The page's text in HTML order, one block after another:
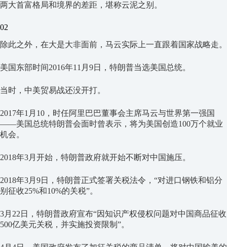
两大首富格局和境界的差距，堪称云泥之别。
02
除此之外，在大是大非面前，马云实际上一直跟着国家战略走。
美国东部时间2016年11月9日，特朗普当选美国总统。
当时，中美贸易战还没开打。
2017年1月10，时任阿里巴巴董事会主席马云与世界第一强国
——美国总统特朗普会面时曾表示，将为美国创造100万个就业
机会。
2018年3月开始，特朗普政府就开始不断对中国施压。
2018年3月9日，特朗普正式签署关税法令，“对进口钢铁和铝分
别征收25%和10%的关税”。
3月22日，特朗普政府宣布“因知识产权侵权问题对中国商品征收
500亿美元关税，并实施投资限制”。